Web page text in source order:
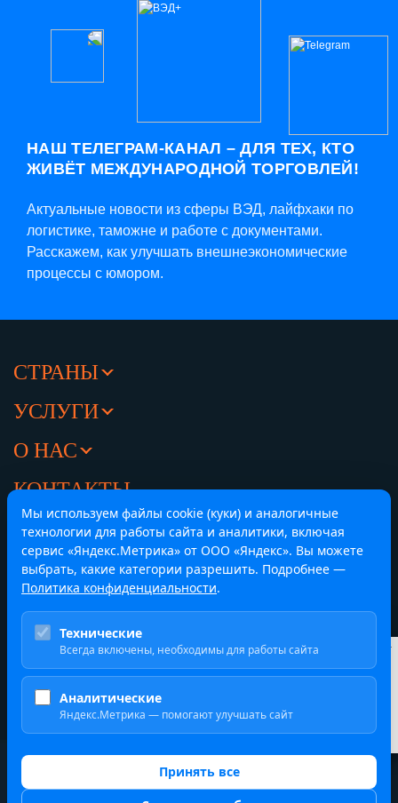
НАШ ТЕЛЕГРАМ-КАНАЛ – ДЛЯ ТЕХ, КТО
ЖИВЁТ МЕЖДУНАРОДНОЙ ТОРГОВЛЕЙ!
Актуальные новости из сферы ВЭД, лайфхаки по
логистике, таможне и работе с документами.
Расскажем, как улучшать внешнеэкономические
процессы с юмором.
СТРАНЫ
УСЛУГИ
О НАС
КОНТАКТЫ
Челябинск, Центральный офис
ул. Труда 84, офис 416
8 (351) 214-43-33
Екатеринбург,
ул. Гагарина, строение 8, офис 205/1
8 (351) 214-43-33
Политика обработки персональных данных
Мы используем файлы cookie (куки) и аналогичные
технологии для работы сайта и аналитики, включая
сервис «Яндекс.Метрика» от ООО «Яндекс». Вы можете
выбрать, какие категории разрешить. Подробнее —
Политика конфиденциальности.
Технические
Всегда включены, необходимы для работы сайта
Аналитические
Яндекс.Метрика — помогают улучшать сайт
Принять все
Курсы валют
82.16 ₽
¥ 12.16 ₽